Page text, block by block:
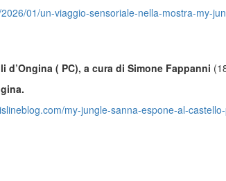
01/un-viaggio-sensoriale-nella-mostra-my-
( PC), a cura di Simone Fappanni
my-jungle-sanna-espone-al-